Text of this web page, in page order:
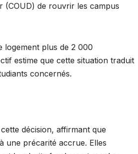
(COUD) de rouvrir les campus
logement plus de 2 000
estime que cette situation traduit
concernés.
décision, affirmant que
une précarité accrue. Elles